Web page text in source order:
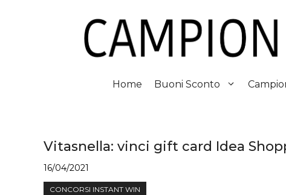
Home Buoni Sconto
Vitasnella: vinci gift card Idea
16/04/2021
CONCORSI INSTANT WIN